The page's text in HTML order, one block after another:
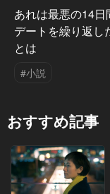
あれは最悪の14
デートを繰り返し
とは
#小説
おすすめ記事